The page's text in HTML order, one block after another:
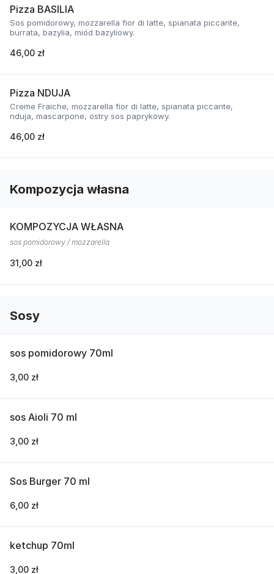
Pizza BASILIA
Sos pomidorowy, mozzarella fior di latte, spianata piccante,
burrata, bazylia, miód bazyliowy.
46,00 zł
Pizza NDUJA
Creme Fraiche, mozzarella fior di latte, spianata piccante,
nduja, mascarpone, ostry sos paprykowy.
46,00 zł
Kompozycja własna
KOMPOZYCJA WŁASNA
sos pomidorowy / mozzarella
31,00 zł
Sosy
sos pomidorowy 70ml
3,00 zł
sos Aioli 70 ml
3,00 zł
Sos Burger 70 ml
6,00 zł
ketchup 70ml
3,00 zł